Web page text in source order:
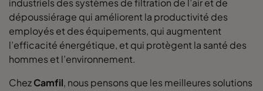
0160 592x892x370-12 ePM1 60% F7
0160 490x892x370-10
industriels des systèmes de filtration de l’air et de
dépoussiérage qui améliorent la productivité des
employés et des équipements, qui augmentent
l’efficacité énergétique, et qui protègent la santé des
hommes et l’environnement.
ChezCamfil, nous pensons que les meilleures solutions